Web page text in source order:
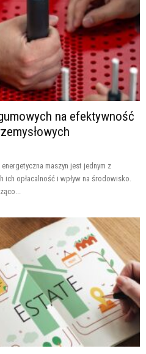
na efektywność
maszyn jest jednym z
opłacalność i wpływ na środowisko.